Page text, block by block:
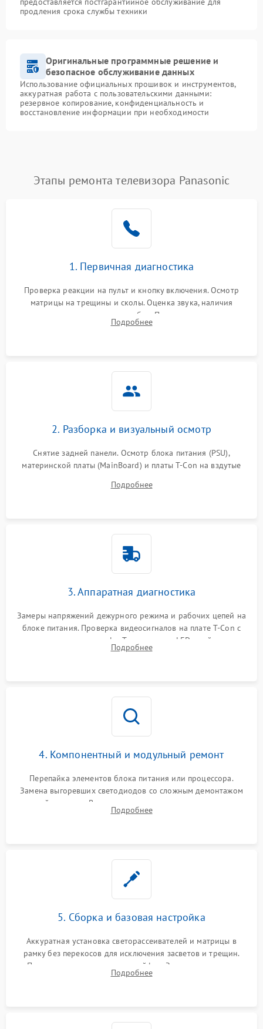
продления срока службы техники
Оригинальные программные решение и
безопасное обслуживание данных
Использование официальных прошивок и инструментов,
аккуратная работа с пользовательскими данными:
резервное копирование, конфиденциальность и
восстановление информации при необходимости
Этапы ремонта телевизора Panasonic
1. Первичная диагностика
Проверка реакции на пульт и кнопку включения. Осмотр
матрицы на трещины и сколы. Оценка звука, наличия
подсветки и индикаторов ошибок. Подключение тестовых
источников сигнала для выявления симптомов поломки.
Подробнее
2. Разборка и визуальный осмотр
Снятие задней панели. Осмотр блока питания (PSU),
материнской платы (MainBoard) и платы T-Con на вздутые
Проверка надежности фиксации и целостности шлейфов.
Подробнее
3. Аппаратная диагностика
Замеры напряжений дежурного режима и рабочих цепей на
блоке питания. Проверка видеосигналов на плате T-Con с
помощью осциллографа. Тестирование LED-драйвера и
светодиодных планок подсветки мультиметром.
Подробнее
4. Компонентный и модульный ремонт
Перепайка элементов блока питания или процессора.
Замена выгоревших светодиодов со сложным демонтажом
хрупкой матрицы. Восстановление поврежденных дорожек,
прошивка микросхем памяти EEPROM
Подробнее
5. Сборка и базовая настройка
Аккуратная установка светорассеивателей и матрицы в
рамку без перекосов для исключения засветов и трещин.
Подключение внутренних шлейфов. Закрытие корпуса.
Сброс настроек и обновление программного обеспечения.
Подробнее